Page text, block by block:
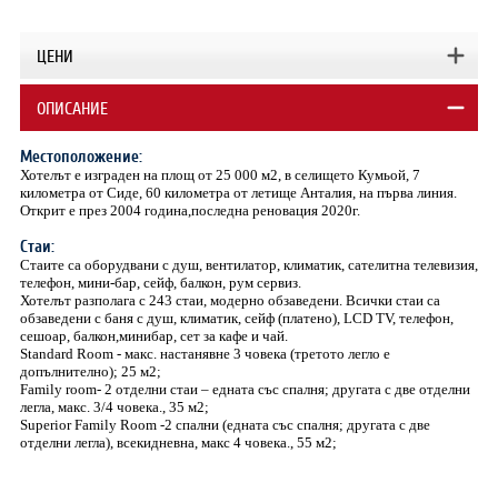
ЦЕНИ
ОПИСАНИЕ
Местоположение:
Хотелът е изграден на площ от 25 000 м2, в селището Кумьой, 7
километра от Сиде, 60 километра от летище Анталия, на първа линия.
Открит е през 2004 година,последна реновация 2020г.
Стаи:
Стаите са оборудвани с душ, вентилатор, климатик, сателитна телевизия,
телефон, мини-бар, сейф, балкон, рум сервиз.
Хотелът разполага с 243 стаи, модерно обзаведени. Всички стаи са
обзаведени с баня с душ, климатик, сейф (платено), LCD TV, телефон,
сешоар, балкон,минибар, сет за кафе и чай.
Standard Room - макс. настанявне 3 човека (третото легло е
допълнително); 25 м2;
Family room- 2 отделни стаи – едната със спалня; другата с две отделни
легла, макс. 3/4 човека., 35 м2;
Superior Family Room -2 спални (едната със спалня; другата с две
отделни легла), всекидневна, макс 4 човека., 55 м2;